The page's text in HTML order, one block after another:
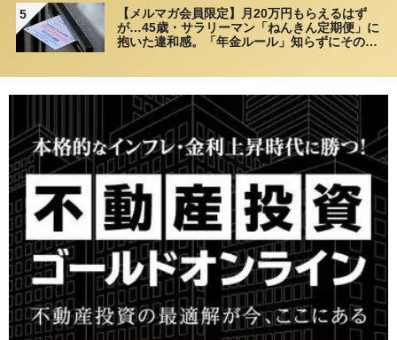
5
【メルマガ会員限定】月20万円もらえるはず
が…45歳・サラリーマン「ねんきん定期便」に
抱いた違和感。「年金ルール」知らずにそのま